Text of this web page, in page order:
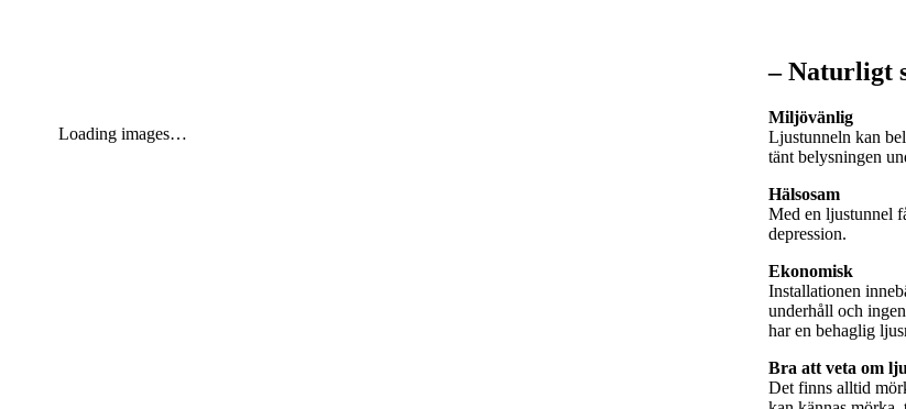
Loading images…
– Naturligt
Miljövänlig
Ljustunneln kan
tänt belysningen
Hälsosam
Med en ljustunnel
depression.
Ekonomisk
Installationen
underhåll och
har en behaglig
Bra att veta om
Det finns alltid